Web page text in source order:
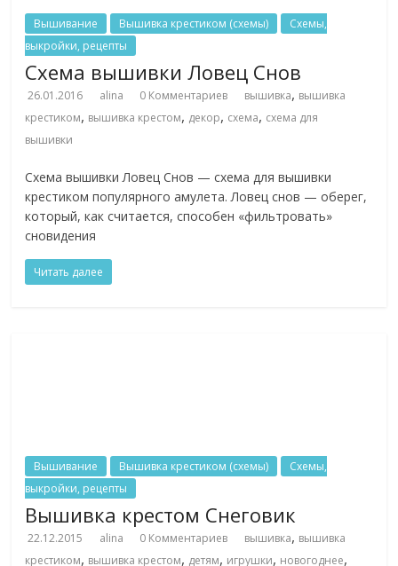
Вышивание Вышивка крестиком (схемы)
Схемы,
выкройки, рецепты
Схема вышивки Ловец Снов
26.01.2016 alina 0 Комментариев вышивка, вышивка
крестиком, вышивка крестом, декор, схема, схема для
вышивки
Схема вышивки Ловец Снов — схема для вышивки
крестиком популярного амулета. Ловец снов — оберег,
который, как считается, способен «фильтровать»
сновидения
Читать далее
Вышивание Вышивка крестиком (схемы)
Схемы,
выкройки, рецепты
Вышивка крестом Снеговик
22.12.2015 alina 0 Комментариев вышивка, вышивка
крестиком, вышивка крестом, детям, игрушки, новогоднее,